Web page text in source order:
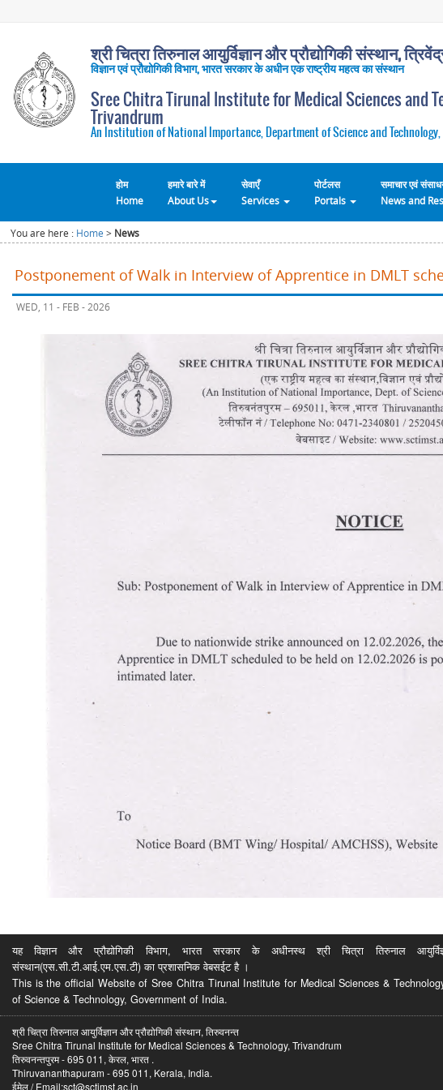
श्री चित्रा तिरुनाल आयुर्विज्ञान और प्रौद्योगिकी संस्थान,
विज्ञान एवं प्रौद्योगिकी विभाग, भारत सरकार के अधीन एक राष्ट्रीय महत्व का संस्थान
Sree Chitra Tirunal Institute for Medical Sciences and
Trivandrum
An Institution of National Importance, Department of Science and
होम
Home
हमारे बारे में
About Us
सेवाएँ
Services
पोर्टलस
Portals
समाचार एवं
News and
You are here : Home > News
Postponement of Walk in Interview of Apprentice in DMLT
WED, 11 - FEB - 2026
यह विज्ञान और प्रौद्योगिकी विभाग, भारत सरकार के अधीनस्थ श्री चित्रा तिरुनाल
संस्थान(एस.सी.टी.आई.एम.एस.टी) का प्रशासनिक वेबसईट है ।
This is the official Website of Sree Chitra Tirunal Institute for Medical Sciences &
of Science & Technology, Government of India.
श्री चित्रा तिरुनाल आयुर्विज्ञान और प्रौद्योगिकी संस्थान, तिरुवनन्त
Sree Chitra Tirunal Institute for Medical Sciences & Technology, Trivandrum
तिरुवनन्तपुरम - 695 011, केरल, भारत .
Thiruvananthapuram - 695 011, Kerala, India.
ईमेल / Email:sct@sctimst.ac.in